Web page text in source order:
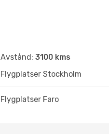
Avstånd: 3100 kms
Flygplatser Stockholm
Flygplatser Faro